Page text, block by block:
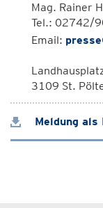
Mag. Rainer
Tel.: 02742/
Email:
3109 St.
Meldung als